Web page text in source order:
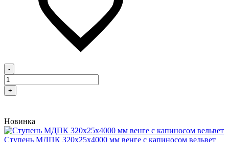
-
+
Новинка
Cтупень МДПК 320х25х4000 мм венге с капиносом вельвет